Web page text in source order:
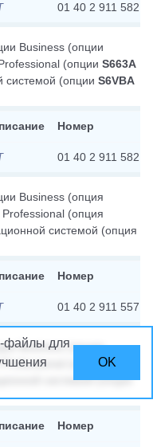
01 40 2 911 582
Business (опции
(опции S663A
системой (опции S6VBA
Номер
01 40 2 911 582
Business (опция
(опция
системой (опция
Номер
01 40 2 911 557
Business (опция
(опции
системой (опция
Номер
файлы для
OK